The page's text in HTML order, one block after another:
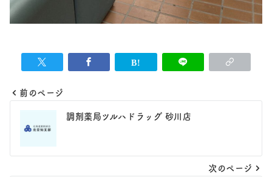
前のページ
調剤薬局ツルハドラッグ 砂川店
次のページ